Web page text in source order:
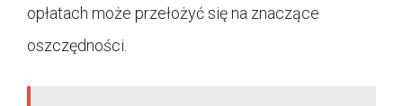
opłatach może przełożyć się na znaczące
oszczędności.